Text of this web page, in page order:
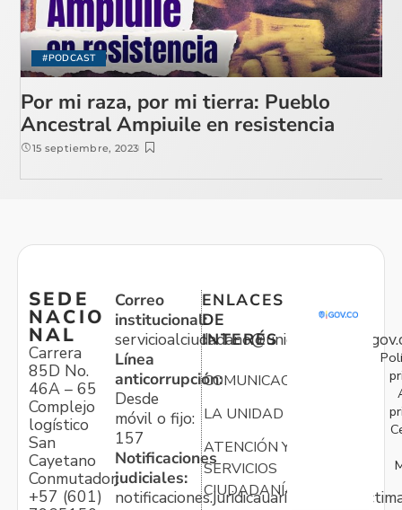
#PODCAST
Por mi raza, por mi tierra: Pueblo
Ancestral Ampiuile en resistencia
15 septiembre, 2023
SEDE
NACIO
NAL
Carrera
85D No.
46A – 65
Complejo
logístico
San
Cayetano
Conmutador:
+57 (601)
Correo
institucional:
Línea
anticorrupción:
Desde
móvil o fijo:
157
Notificaciones
judiciales:
ENLACES
DE
INTERÉS
COMUNICACIONES
LA UNIDAD
ATENCIÓN Y
SERVICIOS
CIUDADANÍA